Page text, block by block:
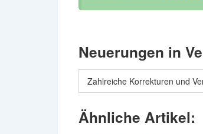
Neuerungen in
Zahlreiche Korrekturen und
Ähnliche Artikel: